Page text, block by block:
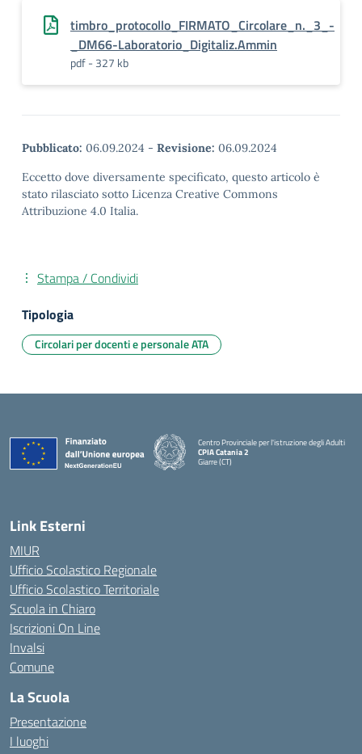
timbro_protocollo_FIRMATO_Circolare_n._3_-
_DM66-Laboratorio_Digitaliz.Ammin
pdf - 327 kb
Pubblicato: 06.09.2024 - Revisione: 06.09.2024
Eccetto dove diversamente specificato, questo articolo è
stato rilasciato sotto Licenza Creative Commons
Attribuzione 4.0 Italia.
Stampa / Condividi
Tipologia
Circolari per docenti e personale ATA
Centro Provinciale per l'istruzione degli Adulti
CPIA Catania 2
Giarre (CT)
Link Esterni
MIUR
Ufficio Scolastico Regionale
Ufficio Scolastico Territoriale
Scuola in Chiaro
Iscrizioni On Line
Invalsi
Comune
La Scuola
Presentazione
I luoghi